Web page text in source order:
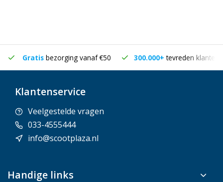
Gratis bezorging vanaf €50 300.000+tevreden klanten
Klantenservice
Veelgestelde vragen
033-4555444
info@scootplaza.nl
Handige links